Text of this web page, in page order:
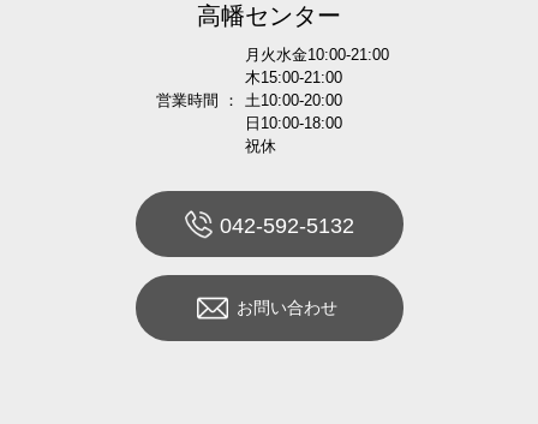
高幡センター
営業時間 ：
月火水金10:00-21:00
木15:00-21:00
土10:00-20:00
日10:00-18:00
祝休
042-592-5132
お問い合わせ